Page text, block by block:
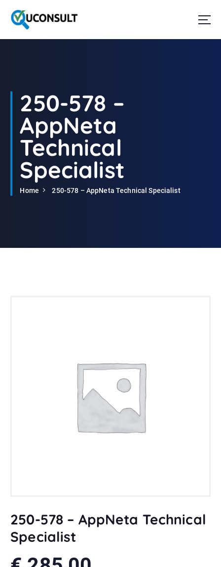
a
250-578 –
AppNeta
Technical
Specialist
Home 250-578 – AppNeta Technical Specialist
250-578 – AppNeta Technical
Specialist